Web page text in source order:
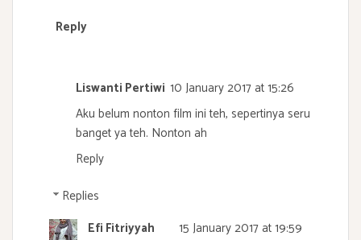
Reply
Liswanti Pertiwi 10 January 2017 at 15:26
Aku belum nonton film ini teh, sepertinya seru
banget ya teh. Nonton ah
Reply
Replies
Efi Fitriyyah
15 January 2017 at 19:59